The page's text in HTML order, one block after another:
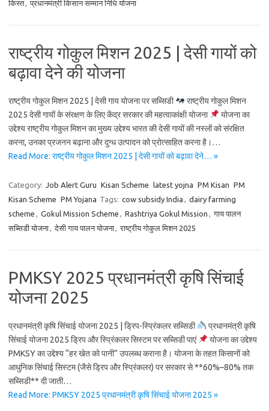
किस्त, प्रधानमंत्री किसान सम्मान निधि योजना
राष्ट्रीय गोकुल मिशन 2025 | देसी गायों को
बढ़ावा देने की योजना
राष्ट्रीय गोकुल मिशन 2025 | देसी गाय योजना पर सब्सिडी
राष्ट्रीय गोकुल मिशन
2025 देसी गायों के संरक्षण के लिए केंद्र सरकार की महत्वाकांक्षी योजना
योजना का
उद्देश्य राष्ट्रीय गोकुल मिशन का मुख्य उद्देश्य भारत की देसी गायों की नस्लों को संरक्षित
करना, उनका प्रजनन बढ़ाना और दुग्ध उत्पादन को प्रोत्साहित करना है।…
Read More: राष्ट्रीय गोकुल मिशन 2025 | देसी गायों को बढ़ावा देने… »
Category: Job Alert Guru Kisan Scheme latest yojna PM Kisan PM
Kisan Scheme PM Yojana Tags: cow subsidy India , dairy farming
scheme , Gokul Mission Scheme , Rashtriya Gokul Mission , गाय पालन
सब्सिडी योजना, देसी गाय पालन योजना, राष्ट्रीय गोकुल मिशन 2025
PMKSY 2025 प्रधानमंत्री कृषि सिंचाई
योजना 2025
प्रधानमंत्री कृषि सिंचाई योजना 2025 | ड्रिप-स्प्रिंकलर सब्सिडी
प्रधानमंत्री कृषि
सिंचाई योजना 2025 ड्रिप और स्प्रिंकलर सिस्टम पर सब्सिडी पाएं
योजना का उद्देश्य
PMKSY का उद्देश्य “हर खेत को पानी” उपलब्ध कराना है। योजना के तहत किसानों को
आधुनिक सिंचाई सिस्टम (जैसे ड्रिप और स्प्रिंकलर) पर सरकार से **60%–80% तक
सब्सिडी** दी जाती…
Read More: PMKSY 2025 प्रधानमंत्री कृषि सिंचाई योजना 2025 »